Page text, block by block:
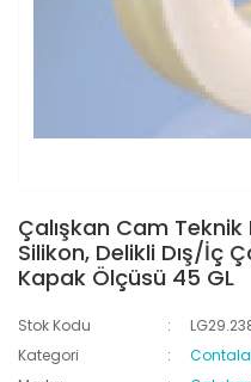
Çalışkan Cam
Silikon, Delikli Dış/İç
Kapak Ölçüsü 45 GL
Stok Kodu
Kategori